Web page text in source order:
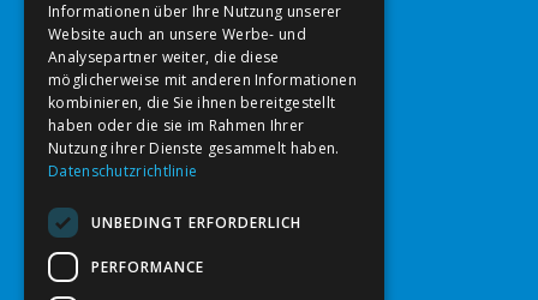
Adresse
ÄRZTEZENTRUM ST.STEPHAN
4600 Wels
Salzburgerstraße 65
Mo - Mi 8:00 - 17:00 Uhr
Freitag 8:00 - 13:00 Uhr
Informationen über Ihre Nutzung unserer
Website auch an unsere Werbe- und
Analysepartner weiter, die diese
möglicherweise mit anderen Informationen
kombinieren, die Sie ihnen bereitgestellt
haben oder die sie im Rahmen Ihrer
Nutzung ihrer Dienste gesammelt haben.
Datenschutzrichtlinie
UNBEDINGT ERFORDERLICH
PERFORMANCE